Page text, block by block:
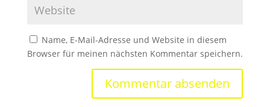
Name, E-Mail-Adresse und Website in diesem
Browser für meinen nächsten Kommentar speichern.